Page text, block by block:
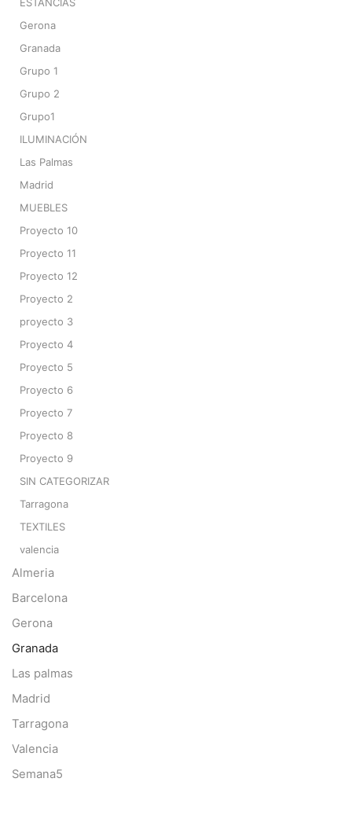
Gerona
Granada
Grupo 1
Grupo 2
Grupo1
ILUMINACIÓN
Las Palmas
Madrid
MUEBLES
Proyecto 10
Proyecto 11
Proyecto 12
Proyecto 2
proyecto 3
Proyecto 4
Proyecto 5
Proyecto 6
Proyecto 7
Proyecto 8
Proyecto 9
SIN CATEGORIZAR
Tarragona
TEXTILES
valencia
Almeria
Barcelona
Gerona
Granada
Las palmas
Madrid
Tarragona
Valencia
Semana5